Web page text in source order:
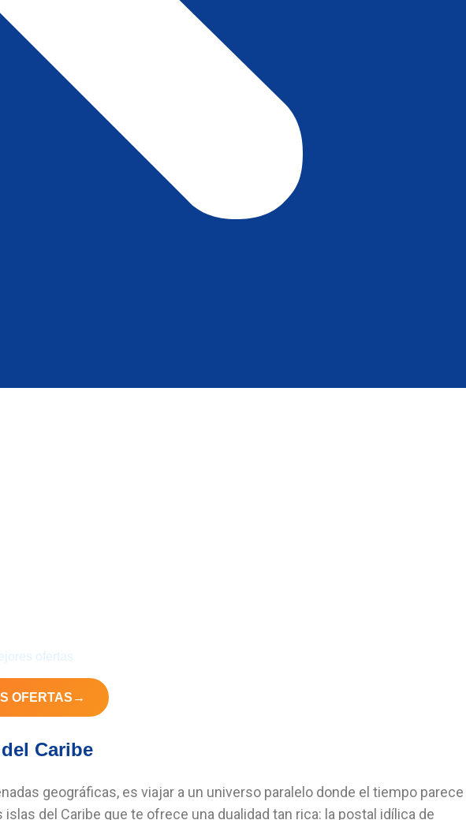
ofertas
OFERTAS →
Caribe
geográficas, es viajar a un universo paralelo donde el tiempo parece
del Caribe que te ofrece una dualidad tan rica: la postal idílica de